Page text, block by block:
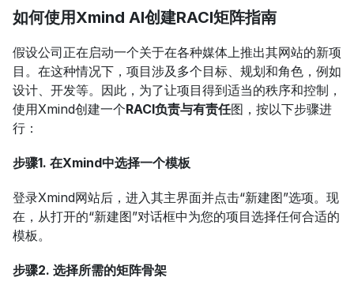
如何使用Xmind AI创建RACI矩阵指南
假设公司正在启动一个关于在各种媒体上推出其网站的新项
目。在这种情况下，项目涉及多个目标、规划和角色，例如
设计、开发等。因此，为了让项目得到适当的秩序和控制，
使用Xmind创建一个RACI负责与有责任图，按以下步骤进
行：
步骤1. 在Xmind中选择一个模板
登录Xmind网站后，进入其主界面并点击“新建图”选项。现
在，从打开的“新建图”对话框中为您的项目选择任何合适的
模板。
步骤2. 选择所需的矩阵骨架